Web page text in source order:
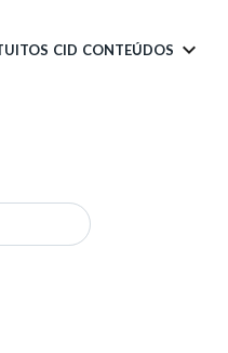
CID CONTEÚDOS